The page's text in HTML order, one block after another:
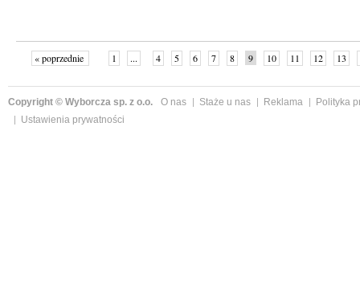
« poprzednie 1 ... 4 5 6 7 8 9 10 11 12 13
Copyright © Wyborcza sp. z o.o. O nas Staże u nas Reklama
Polityka
Ustawienia prywatności